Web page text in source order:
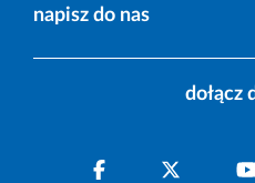
napisz do nas
dołącz